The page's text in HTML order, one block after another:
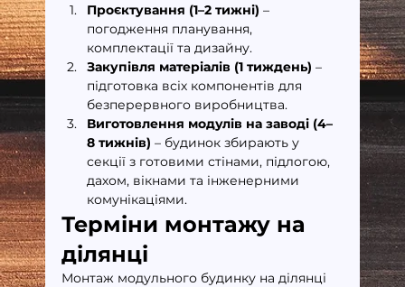
Проєктування (1–2 тижні) –
погодження планування,
комплектації та дизайну.
Закупівля матеріалів (1 тиждень) –
підготовка всіх компонентів для
безперервного виробництва.
Виготовлення модулів на заводі (4–
8 тижнів) – будинок збирають у
секції з готовими стінами, підлогою,
дахом, вікнами та інженерними
комунікаціями.
Терміни монтажу на
ділянці
Монтаж модульного будинку на ділянці